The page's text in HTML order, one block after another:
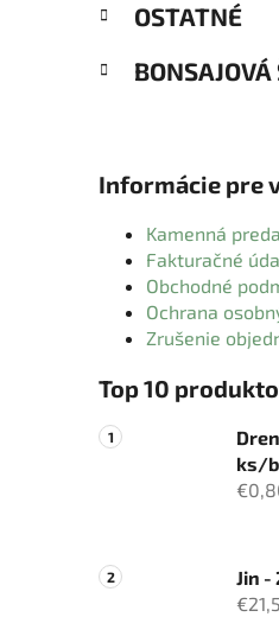
OSTATNÉ
BONSAJOVÁ
Informácie pre
Kamenná
Fakturačné
Obchodné
Ochrana
Zrušenie
Top 10
ks/
Jin -